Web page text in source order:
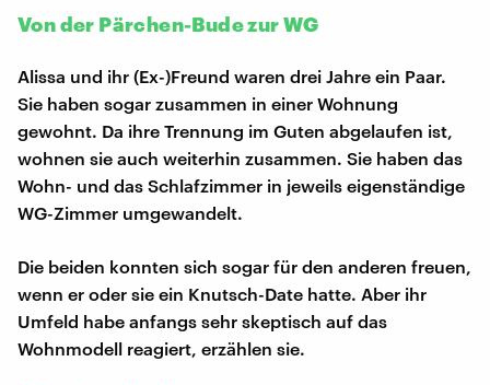
Von der Pärchen-Bude zur WG
Alissa und ihr (Ex-)Freund waren drei Jahre ein Paar.
Sie haben sogar zusammen in einer Wohnung
gewohnt. Da ihre Trennung im Guten abgelaufen ist,
wohnen sie auch weiterhin zusammen. Sie haben das
Wohn- und das Schlafzimmer in jeweils eigenständige
WG-Zimmer umgewandelt.
Die beiden konnten sich sogar für den anderen freuen,
wenn er oder sie ein Knutsch-Date hatte. Aber ihr
Umfeld habe anfangs sehr skeptisch auf das
Wohnmodell reagiert, erzählen sie.